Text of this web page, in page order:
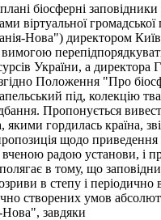
біосферні
віртуальної
Нова") директором
України, а
Положення "Про
під, колекцію
Пропонується
гордилась країна,
щодо приведення
радою установи, і
в тому, що
в степу і
створених умов
Нова", завдяки